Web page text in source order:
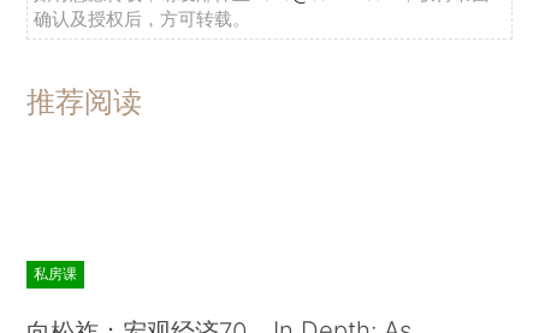
确认及授权后，方可转载。
推荐阅读
私房课